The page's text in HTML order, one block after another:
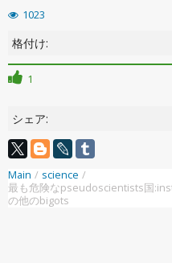
1023
格付け:
1
シェア:
Main / science /
最も危険なpseudoscientists国
の他のbigots